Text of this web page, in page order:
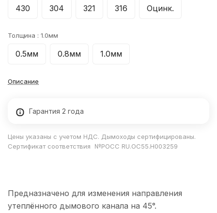
430 304 321 316 Оцинк.
Толщина : 1.0мм
0.5мм 0.8мм 1.0мм
Описание
Гарантия 2 года
Цены указаны с учетом НДС. Дымоходы сертифицированы.
Сертификат соответствия №РОСС RU.ОС55.Н003259
Предназначено для изменения направления
утеплённого дымового канала на 45°.